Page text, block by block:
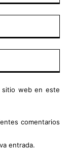
sitio web en este
comentarios
entrada.